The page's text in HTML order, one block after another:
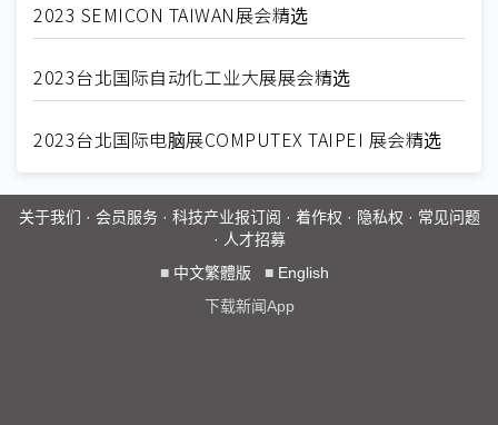
2023 SEMICON TAIWAN展会精选
2023台北国际自动化工业大展展会精选
2023台北国际电脑展COMPUTEX TAIPEI 展会精选
关于我们 · 会员服务· 科技产业报订阅 · 着作权 · 隐私权 · 常见问题
· 人才招募
■ 中文繁體版 ■ English
下载新闻App